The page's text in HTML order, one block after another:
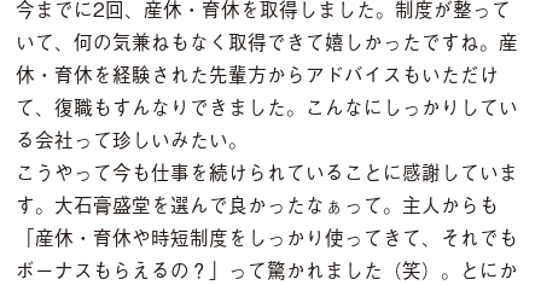
今までに2回、産休・育休を取得しました。制度が整って
いて、何の気兼ねもなく取得できて嬉しかったですね。産
休・育休を経験された先輩方からアドバイスもいただけ
て、復職もすんなりできました。こんなにしっかりしてい
る会社って珍しいみたい。
こうやって今も仕事を続けられていることに感謝していま
す。大石膏盛堂を選んで良かったなぁって。主人からも
「産休・育休や時短制度をしっかり使ってきて、それでも
ボーナスもらえるの？」って驚かれました（笑）。とにか